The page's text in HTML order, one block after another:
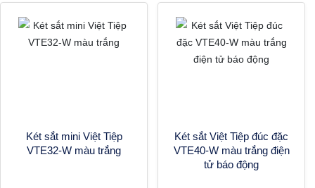
Két sắt mini Việt Tiệp
VTE32-W màu trắng
Két sắt Việt Tiệp đúc đặc
VTE40-W màu trắng điện
tử báo động